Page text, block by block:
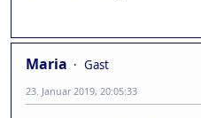
Maria
Gast
23. Januar 2019, 20:05:33